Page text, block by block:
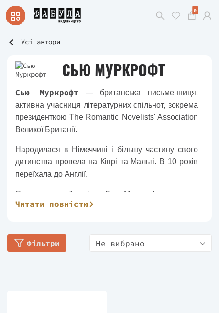
0
Усі автори
СЬЮ МУРКРОФТ
Сью Муркрофт — британська письменниця,
активна учасниця літературних спільнот, зокрема
президенткою The Romantic Novelists' Association
Великої Британії.
Народилася в Німеччині і більшу частину свого
дитинства провела на Кіпрі та Мальті. В 10 років
переїхала до Англії.
Протягом своєї кар'єри Сью Муркрофт написала
безліч бестселерів, які потрапляли до чартів,
Італії, а також до топ-50 в Німеччині. За свою
Читати повністю
Фільтри Не вибрано